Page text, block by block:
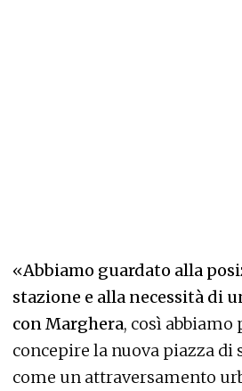
«Abbiamo guardato alla
stazione e alla necessità di
con Marghera, così abbiamo
concepire la nuova piazza di
come un attraversamento